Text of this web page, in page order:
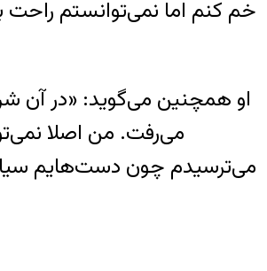
خم کنم اما نمی‌توانستم
او همچنین می‌گوید: «در آن
می‌رفت. من اصلا
می‌ترسیدم چون دست‌هایم